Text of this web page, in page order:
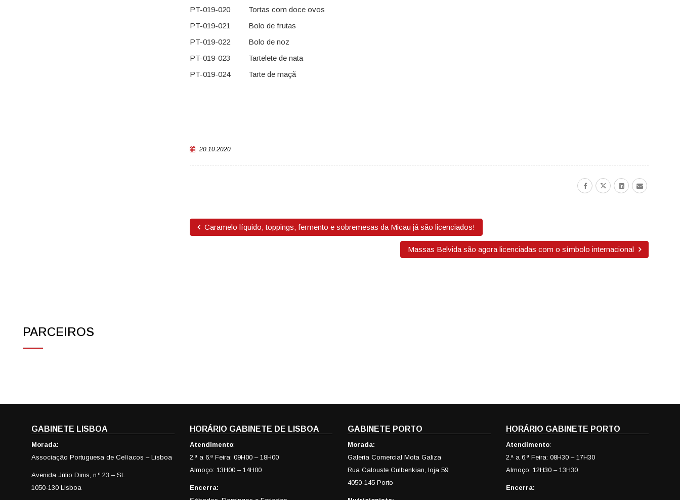
PT-019-020 Tortas com doce ovos
PT-019-021 Bolo de frutas
PT-019-022 Bolo de noz
PT-019-023 Tartelete de nata
PT-019-024 Tarte de maçã
20.10.2020
Caramelo líquido, toppings, fermento e sobremesas da Micau já são licenciados!
Massas Belvida são agora licenciadas com o símbolo internacional
PARCEIROS
GABINETE LISBOA
Morada:
Associação Portuguesa de Celíacos – Lisboa
Avenida Júlio Dinis, n.º 23 – SL
1050-130 Lisboa
HORÁRIO GABINETE DE LISBOA
Atendimento:
2.ª a 6.ª Feira: 09H00 – 18H00
Almoço: 13H00 – 14H00
Encerra:
GABINETE PORTO
Morada:
Galeria Comercial Mota Galiza
Rua Calouste Gulbenkian, loja 59
4050-145 Porto
HORÁRIO GABINETE PORTO
Atendimento:
2.ª a 6.ª Feira: 08H30 – 17H30
Almoço: 12H30 – 13H30
Encerra: